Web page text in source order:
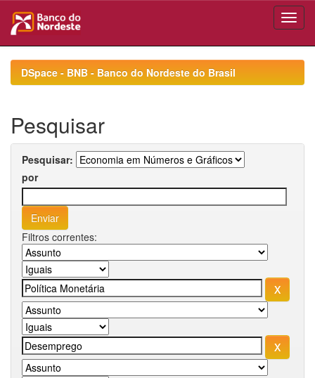
navigationDSpace - BNB - Banco do Nordeste do Brasil
Pesquisar
Pesquisar:
por
Filtros correntes: